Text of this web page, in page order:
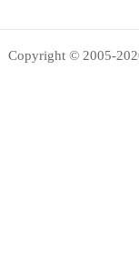
Copyright © 2005-